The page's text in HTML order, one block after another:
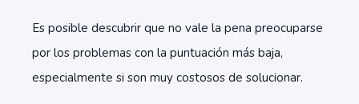
Es posible descubrir que no vale la pena preocuparse
por los problemas con la puntuación más baja,
especialmente si son muy costosos de solucionar.